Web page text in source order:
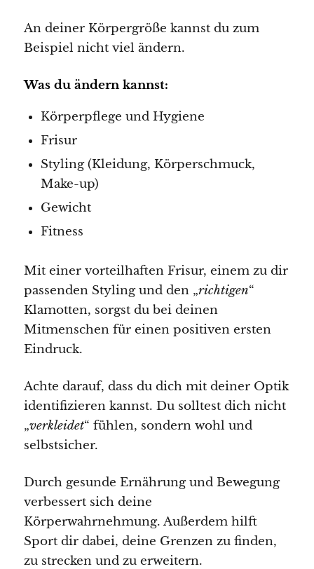
An deiner Körpergröße kannst du zum
Beispiel nicht viel ändern.
Was du ändern kannst:
Körperpflege und Hygiene
Frisur
Styling (Kleidung, Körperschmuck,
Make-up)
Gewicht
Fitness
Mit einer vorteilhaften Frisur, einem zu dir
passenden Styling und den „richtigen“
Klamotten, sorgst du bei deinen
Mitmenschen für einen positiven ersten
Eindruck.
Achte darauf, dass du dich mit deiner Optik
identifizieren kannst. Du solltest dich nicht
„verkleidet“ fühlen, sondern wohl und
selbstsicher.
Durch gesunde Ernährung und Bewegung
verbessert sich deine
Körperwahrnehmung. Außerdem hilft
Sport dir dabei, deine Grenzen zu finden,
zu strecken und zu erweitern.